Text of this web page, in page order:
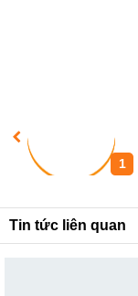
1
Tin tức liên quan